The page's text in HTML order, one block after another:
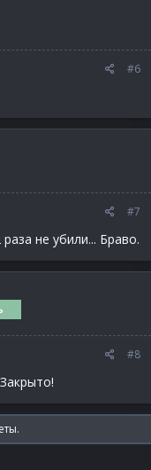
#6
#7
не убили... Браво.
#8